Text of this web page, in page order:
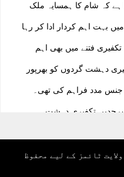
کی حد تک محدود نہیں رکھ
رونما ہوا اور جن
سے یہ کوئی طاقت کی جنگ...
احکامات
نئی بدعات کی روکتھ.
اورایسے سرمایہ داروں کا
کہ شام کا ہمسایہ ملک
بہت اہم کردار ادا کر رہا
2011ء کے تکفیری فتنے میں بھی اہم
دہشت گردوں کو بھرپور
جنس مدد فراہم کی تھی۔
تکفیری دہشت
ترکی کے راستے ہی
اگرچہ تکفیری دہشت
حقوق ولایت ٹائمز کے لیے محفوظ